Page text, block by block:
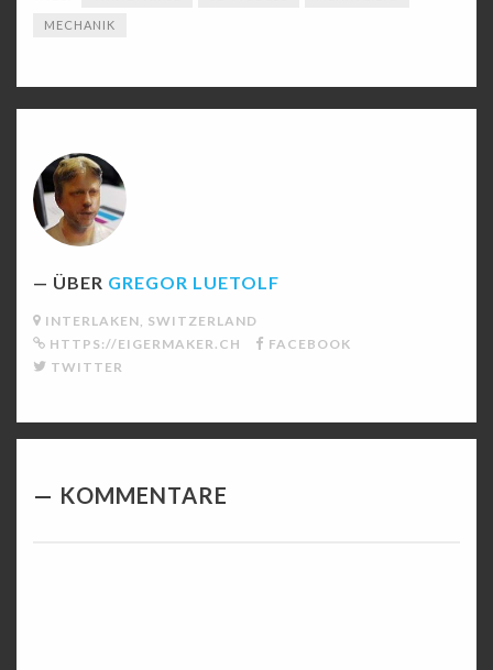
MECHANIK
ÜBER GREGOR LUETOLF
INTERLAKEN, SWITZERLAND
HTTPS://EIGERMAKER.CH
FACEBOOK
TWITTER
KOMMENTARE